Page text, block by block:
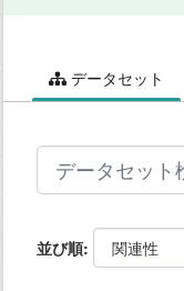
データセット
並び順